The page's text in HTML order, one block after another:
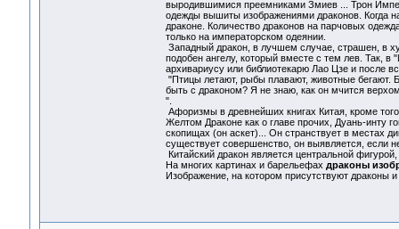
выродившимися преемниками Змиев ... Трон
одежды вышиты изображениями драконов. Когда
драконе. Количество драконов на парчовых
только на императорском одеянии.
Западный дракон, в лучшем случае, страшен, в
подобен ангелу, который вместе с тем лев. Так,
архивариусу или библиотекарю Лао Цзе и после
"Птицы летают, рыбы плавают, животные бегают.
быть с драконом? Я не знаю, как он мчится
".
Афоризмы в древнейших книгах Китая, кроме
Желтом Драконе как о главе прочих, Дуань-инту
скопищах (он аскет)... Он странствует в местах
существует совершенство, он выявляется, если
Китайский дракон является центральной
На многих картинах и барельефах драконы
Изображение, на котором присутствуют драконы